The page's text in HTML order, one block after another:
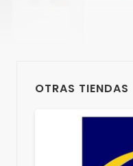
OTRAS TIENDAS